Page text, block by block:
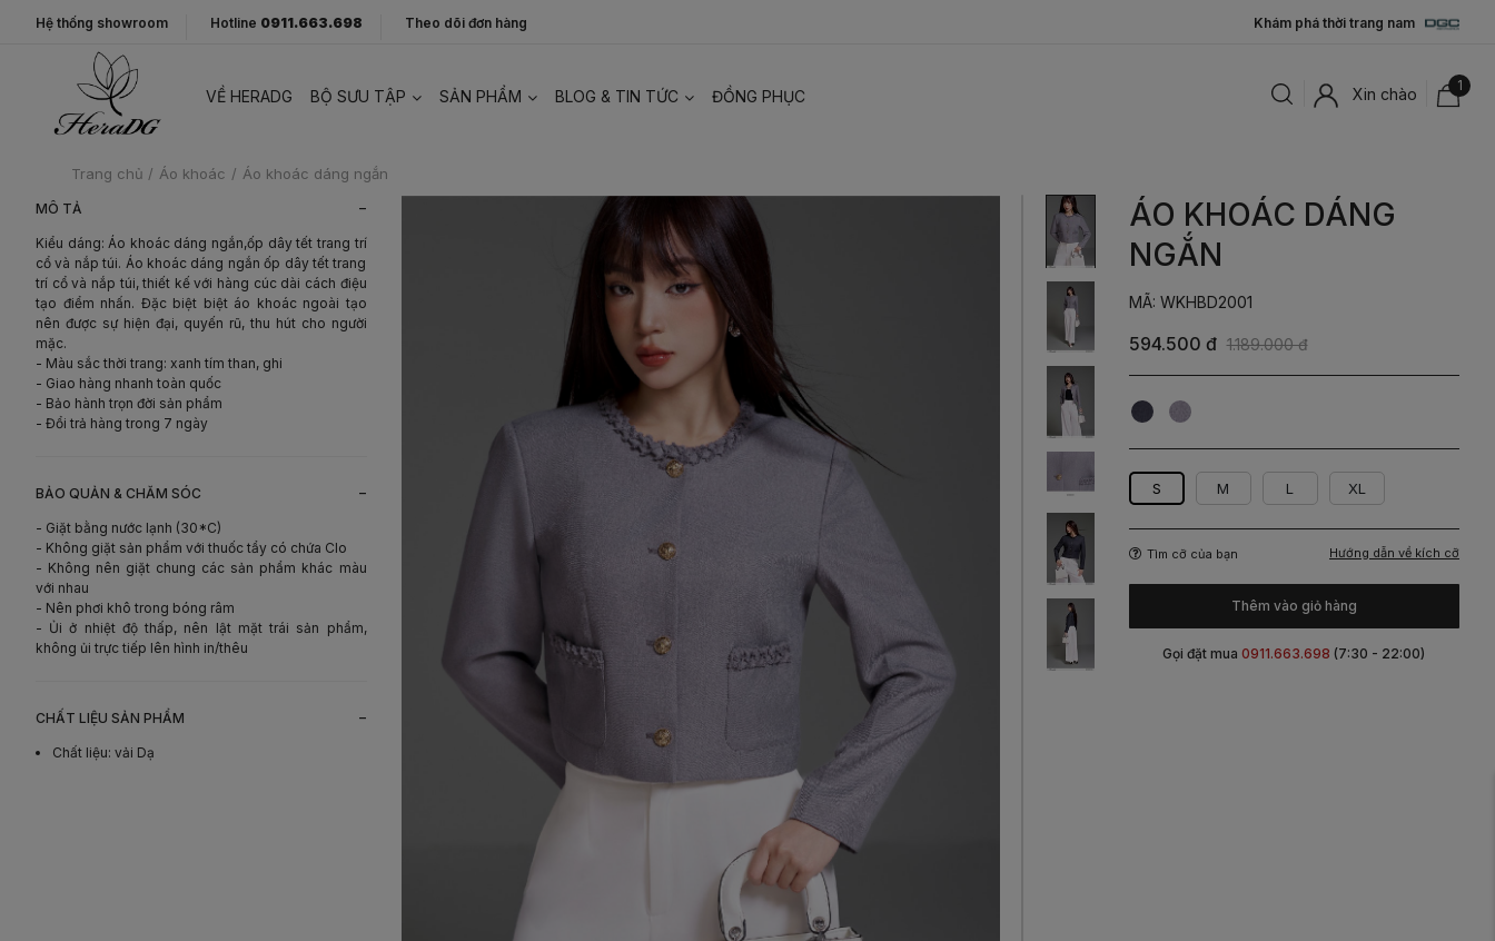
Hệ thống showroom Hotline 0911.663.698 Theo dõi đơn hàng Khám phá thời trang nam
VỀ HERADG BỘ SƯU TẬP SẢN PHẨM BLOG & TIN TỨC ĐỒNG PHỤC Xin chào 1
Trang chủ / Áo khoác / Áo khoác dáng ngắn
MÔ TẢ -
Kiểu dáng: Áo khoác dáng ngắn,ốp dây tết trang trí
cổ và nắp túi. Áo khoác dáng ngắn ốp dây tết trang
trí cổ và nắp túi, thiết kế với hàng cúc dài cách điệu
tạo điểm nhấn. Đặc biệt biệt áo khoác ngoài tạo
nên được sự hiện đại, quyến rũ, thu hút cho người
mặc.
- Màu sắc thời trang: xanh tím than, ghi
- Giao hàng nhanh toàn quốc
- Bảo hành trọn đời sản phẩm
- Đổi trả hàng trong 7 ngày
BẢO QUẢN & CHĂM SÓC -
- Giặt bằng nước lạnh (30*C)
- Không giặt sản phẩm với thuốc tẩy có chứa Clo
- Không nên giặt chung các sản phẩm khác màu
với nhau
- Nên phơi khô trong bóng râm
- Ủi ở nhiệt độ thấp, nên lật mặt trái sản phẩm,
không ủi trực tiếp lên hình in/thêu
CHẤT LIỆU SẢN PHẨM -
Chất liệu: vải Dạ
ÁO KHOÁC DÁNG
NGẮN
MÃ: WKHBD2001
594.500 đ 1.189.000 đ
Xanh
Than
Ghi
S M L XL
Tìm cỡ của bạn Hướng dẫn về kích cỡ
Thêm vào giỏ hàng
Gọi đặt mua0911.663.698 (7:30 - 22:00)